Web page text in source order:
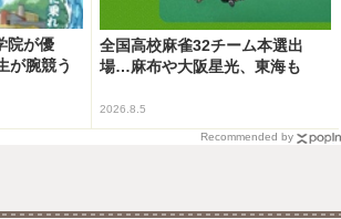
院が優
が腕競う
全国高校麻雀32チーム本選出
場…麻布や大阪星光、東海も
2026.8.5
Recommended by